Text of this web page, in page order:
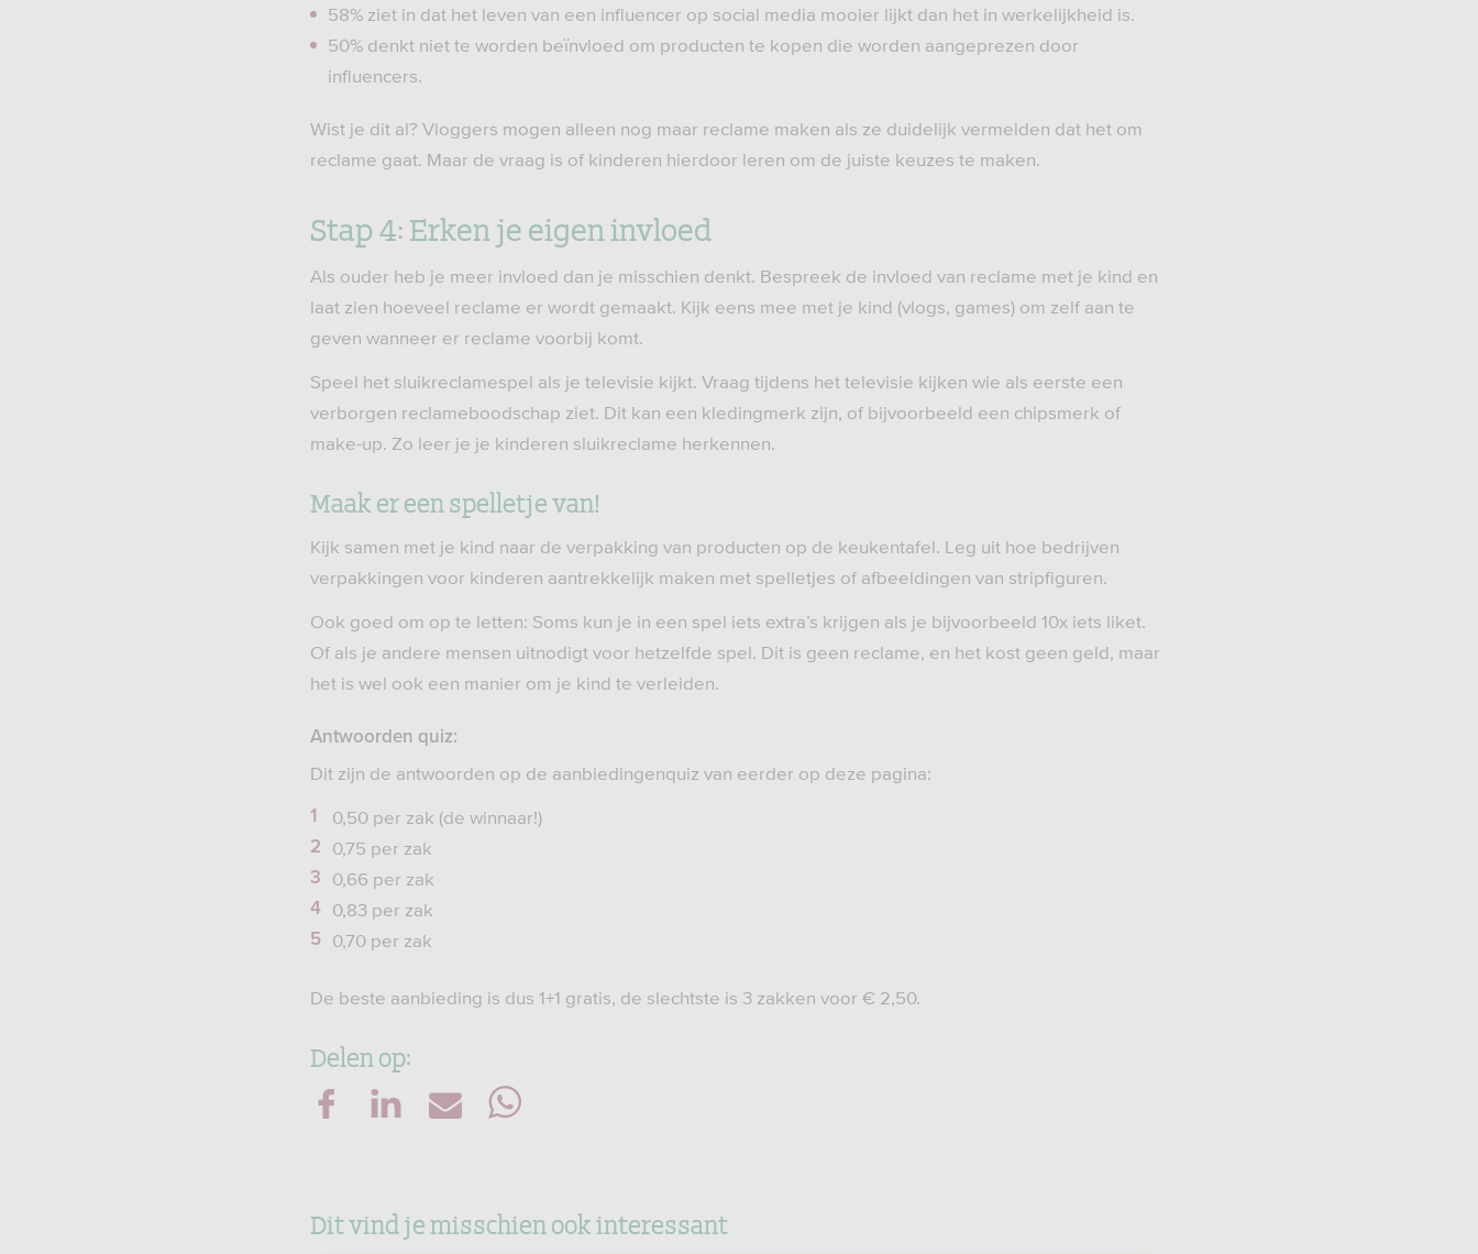
58% ziet in dat het leven van een influencer op social media mooier lijkt dan het in werkelijkheid is.
50% denkt niet te worden beïnvloed om producten te kopen die worden aangeprezen door
influencers.
Wist je dit al? Vloggers mogen alleen nog maar reclame maken als ze duidelijk vermelden dat het om
reclame gaat. Maar de vraag is of kinderen hierdoor leren om de juiste keuzes te maken.
Stap 4: Erken je eigen invloed
Als ouder heb je meer invloed dan je misschien denkt. Bespreek de invloed van reclame met je kind en
laat zien hoeveel reclame er wordt gemaakt. Kijk eens mee met je kind (vlogs, games) om zelf aan te
geven wanneer er reclame voorbij komt.
Speel het sluikreclamespel als je televisie kijkt. Vraag tijdens het televisie kijken wie als eerste een
verborgen reclameboodschap ziet. Dit kan een kledingmerk zijn, of bijvoorbeeld een chipsmerk of
make-up. Zo leer je je kinderen sluikreclame herkennen.
Maak er een spelletje van!
Kijk samen met je kind naar de verpakking van producten op de keukentafel. Leg uit hoe bedrijven
verpakkingen voor kinderen aantrekkelijk maken met spelletjes of afbeeldingen van stripfiguren.
Ook goed om op te letten: Soms kun je in een spel iets extra’s krijgen als je bijvoorbeeld 10x iets liket.
Of als je andere mensen uitnodigt voor hetzelfde spel. Dit is geen reclame, en het kost geen geld, maar
het is wel ook een manier om je kind te verleiden.
Antwoorden quiz:
Dit zijn de antwoorden op de aanbiedingenquiz van eerder op deze pagina:
0,50 per zak (de winnaar!)
0,75 per zak
0,66 per zak
0,83 per zak
0,70 per zak
De beste aanbieding is dus 1+1 gratis, de slechtste is 3 zakken voor € 2,50.
Delen op:
Dit vind je misschien ook interessant